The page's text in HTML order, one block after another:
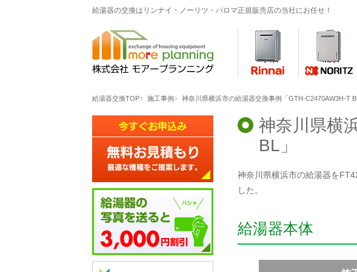
給湯器の交換はリンナイ・ノーリツ・パロマ正規販売店の当社にお任せ！
給湯器交換TOP 施工事例 神奈川県横浜市の給湯器交換事例「GTH-C2470AW3H-T
神奈川県横
BL」
神奈川県横浜市の給湯器を
した。
給湯器本体